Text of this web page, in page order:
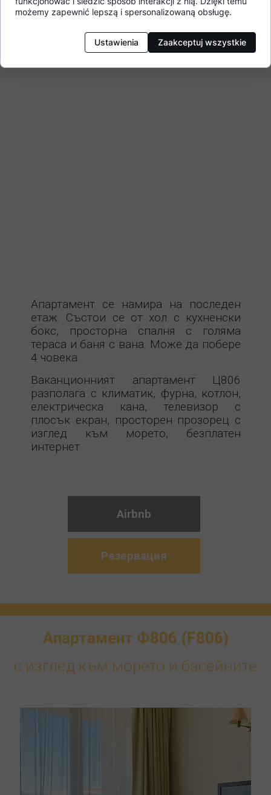
с изглед към морето
Апартамент се намира на последен
етаж. Състои се от хол с кухненски
бокс, просторна спалня с голяма
тераса и баня с вана. Може да побере
4 човека.
Ваканционният апартамент Ц806
разполага с климатик, фурна, котлон,
електрическа кана, телевизор с
плосък екран, просторен прозорец с
изглед към морето, безплатен
интернет.
Airbnb
Резервация
Апартамент Ф806 (F806)
с изглед към морето и басейните
możemy zapewnić lepszą i spersonalizowaną obsługę.
Ustawienia Zaakceptuj wszystkie